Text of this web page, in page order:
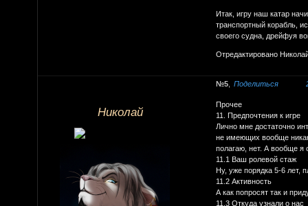
Итак, игру наш катар
транспортный корабль,
своего судна, дрейфуя
Отредактировано
Поделиться
5
Николай
Прочее
11. Предпочтения к игре
Лично мне достаточно
не имеющих вообще
полагаю, нет. А вообще
11.1 Ваш ролевой стаж
Ну, уже порядка 5-6 лет,
11.2 Активность
А как попросят так и
11.3 Откуда узнали о нас